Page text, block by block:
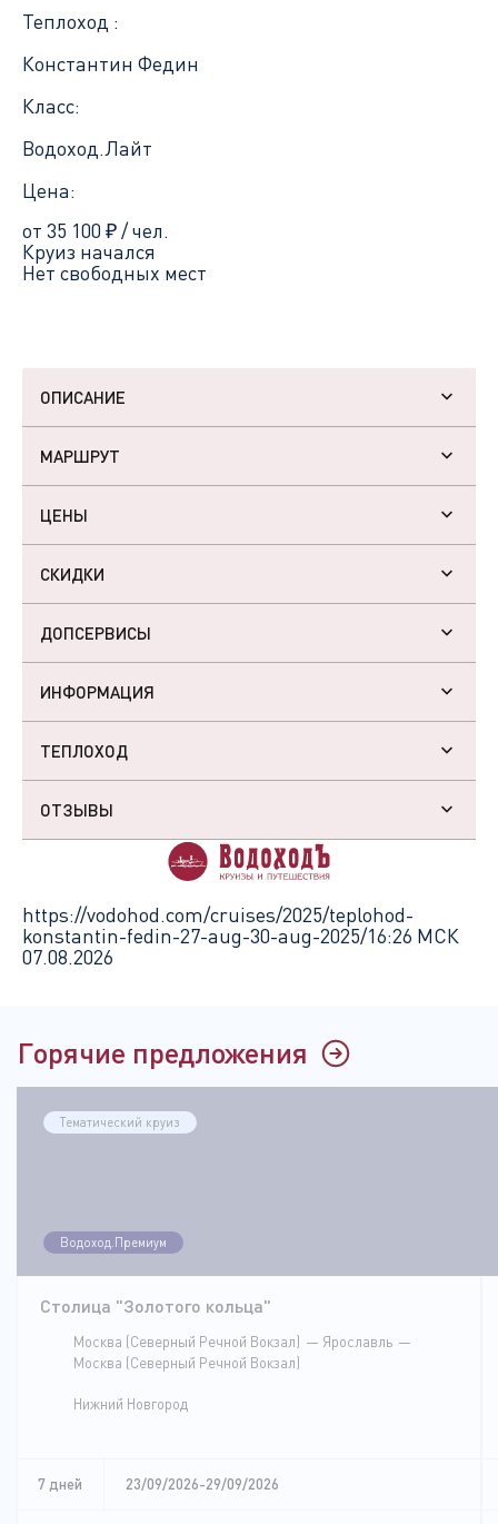
Теплоход :
Константин Федин
Класс:
Водоход.Лайт
Цена:
от 35 100 ₽/ чел.
Круиз начался
Нет свободных мест
ОПИСАНИЕ
МАРШРУТ
ЦЕНЫ
СКИДКИ
ДОПСЕРВИСЫ
ИНФОРМАЦИЯ
ТЕПЛОХОД
ОТЗЫВЫ
https://vodohod.com/cruises/2025/teplohod-
konstantin-fedin-27-aug-30-aug-2025/16:26 МСК
07.08.2026
Горячие предложения
Тематический круиз
Водоход.Премиум
Столица "Золотого кольца"
Москва (Северный Речной Вокзал)
Ярославль
Москва (Северный Речной Вокзал)
Нижний Новгород
7 дней 23/09/2026-29/09/2026